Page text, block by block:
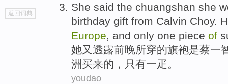
go
top
返回词典
She said the chuangshan she
birthday gift from Calvin Choy.
Europe , and only one piece of
她又透露前晚所穿的旗袍是蔡一
洲买来的 ， 只有一疋。
youdao